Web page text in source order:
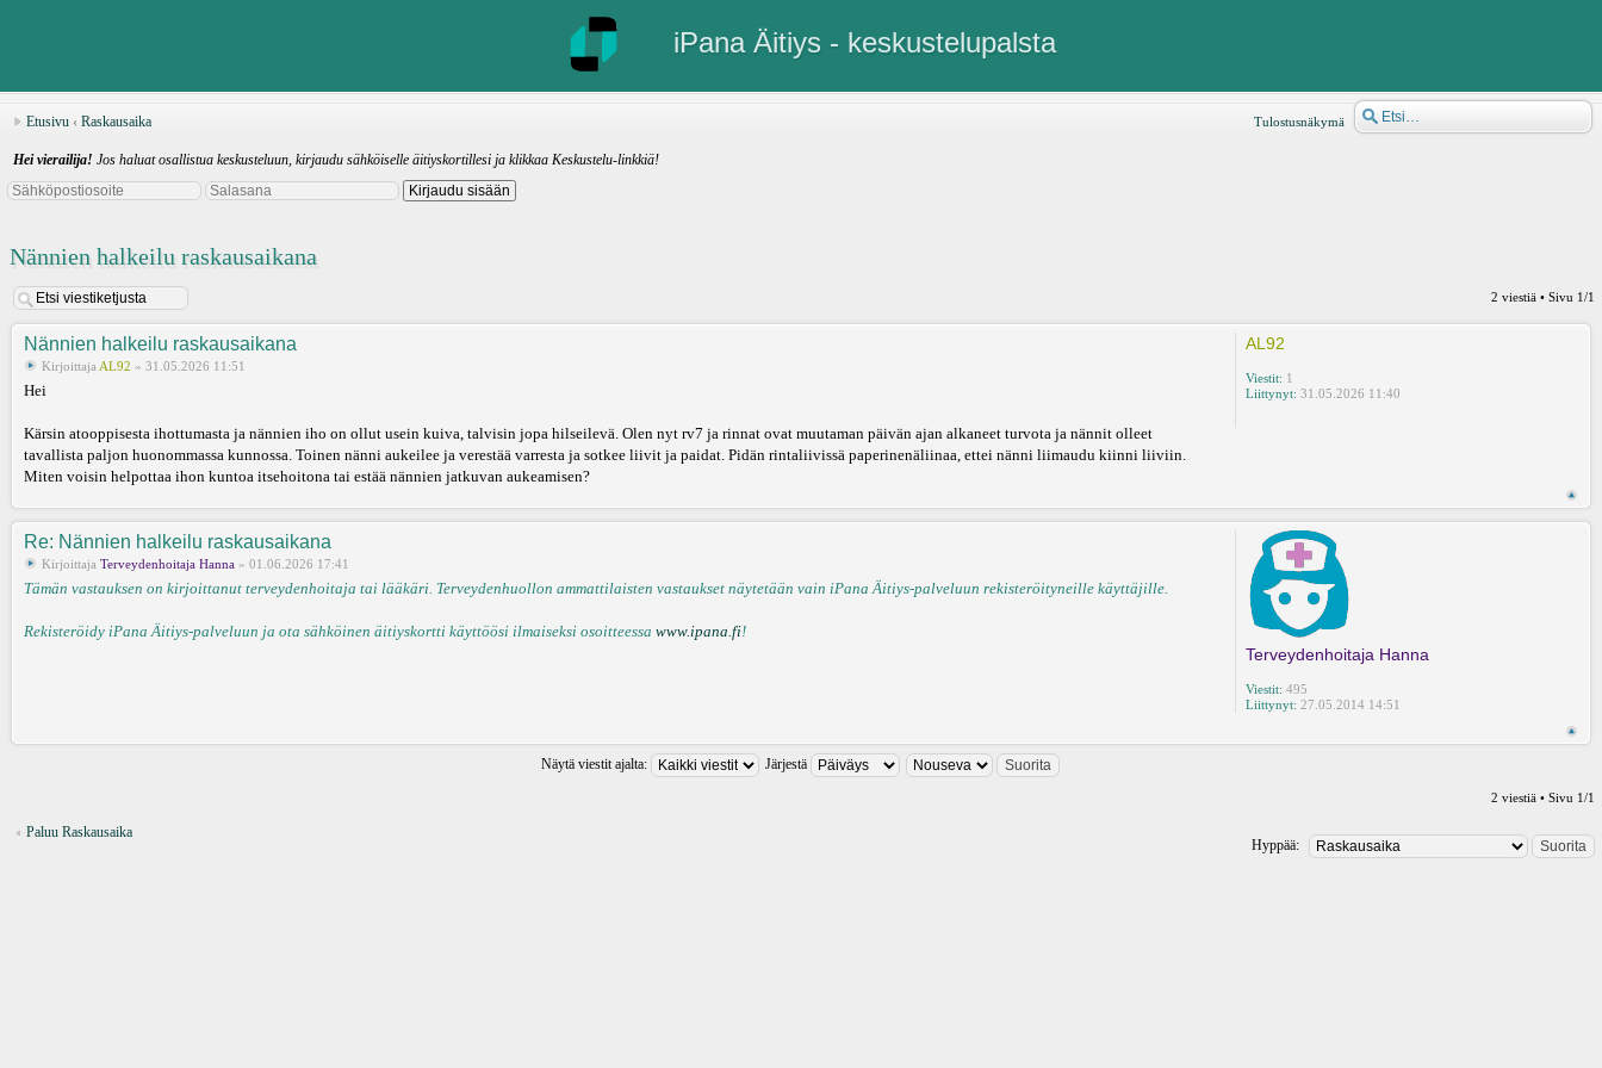
iPana Äitiys - keskustelupalsta
Tulostusnäkymä
Etusivu ‹ Raskausaika
Hei vierailija! Jos haluat osallistua keskusteluun, kirjaudu sähköiselle äitiyskortillesi ja klikkaa Keskustelu-linkkiä!
Nännien halkeilu raskausaikana
2 viestiä • Sivu 1/1
Nännien halkeilu raskausaikana
Kirjoittaja AL92 » 31.05.2026 11:51
Hei
Kärsin atooppisesta ihottumasta ja nännien iho on ollut usein kuiva, talvisin jopa hilseilevä. Olen nyt rv7 ja rinnat ovat muutaman päivän ajan alkaneet turvota ja nännit olleet
tavallista paljon huonommassa kunnossa. Toinen nänni aukeilee ja verestää varresta ja sotkee liivit ja paidat. Pidän rintaliivissä paperinenäliinaa, ettei nänni liimaudu kiinni liiviin.
Miten voisin helpottaa ihon kuntoa itsehoitona tai estää nännien jatkuvan aukeamisen?
AL92
Viestit: 1
Liittynyt: 31.05.2026 11:40
Re: Nännien halkeilu raskausaikana
Kirjoittaja Terveydenhoitaja Hanna » 01.06.2026 17:41
Tämän vastauksen on kirjoittanut terveydenhoitaja tai lääkäri. Terveydenhuollon ammattilaisten vastaukset näytetään vain iPana Äitiys-palveluun rekisteröityneille käyttäjille.
Rekisteröidy iPana Äitiys-palveluun ja ota sähköinen äitiyskortti käyttöösi ilmaiseksi osoitteessa www.ipana.fi!
Terveydenhoitaja Hanna
Viestit: 495
Liittynyt: 27.05.2014 14:51
Näytä viestit ajalta:
Järjestä
2 viestiä • Sivu 1/1
Paluu Raskausaika
Hyppää: